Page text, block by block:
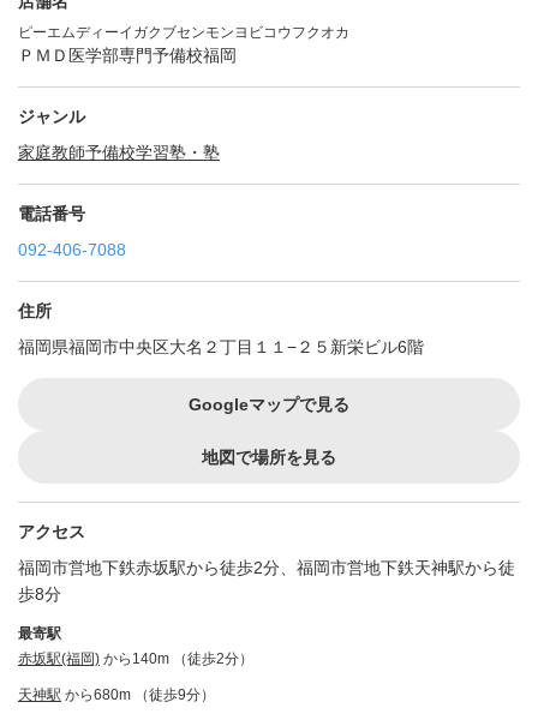
ピーエムディーイガクブセンモンヨビコウフクオカ
ＰＭＤ医学部専門予備校福岡
ジャンル
家庭教師予備校学習塾・塾
電話番号
092-406-7088
住所
福岡県福岡市中央区大名２丁目１１−２５新栄ビル6階
Googleマップで見る
地図で場所を見る
アクセス
福岡市営地下鉄赤坂駅から徒歩2分、福岡市営地下鉄天神駅から徒
歩8分
最寄駅
赤坂駅(福岡) から140m （徒歩2分）
天神駅 から680m （徒歩9分）